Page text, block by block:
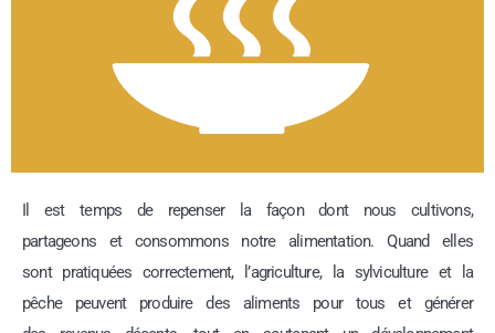
Il est temps de repenser la façon dont nous cultivons,
partageons et consommons notre alimentation. Quand elles
sont pratiquées correctement, l’agriculture, la sylviculture et la
pêche peuvent produire des aliments pour tous et générer